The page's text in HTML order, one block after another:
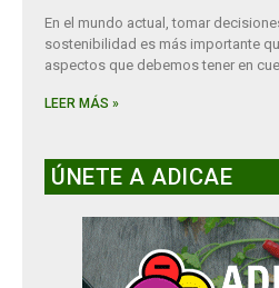
En el mundo actual, tomar
sostenibilidad es más importante
aspectos que debemos tener en
LEER MÁS »
ÚNETE A ADICAE